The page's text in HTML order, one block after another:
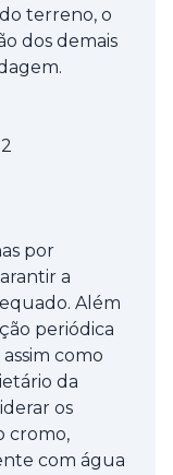
terreno, o
dos demais
por
a
Além
periódica
como
da
os
cromo,
com água